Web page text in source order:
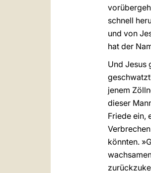
schnell
und von
hat der
Und Jesus
jenem
dieser
Friede ein,
könnten.